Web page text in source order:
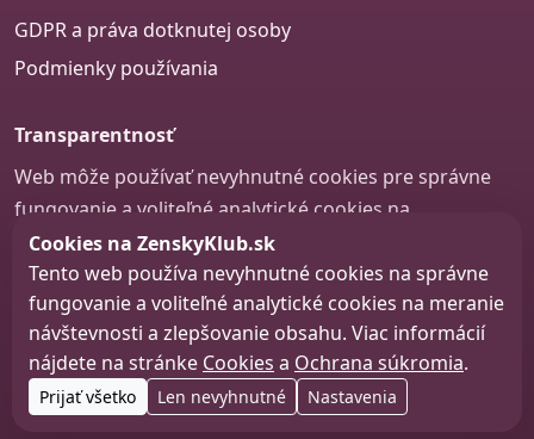
GDPR a práva dotknutej osoby
Podmienky používania
Transparentnosť
Web môže používať nevyhnutné cookies pre správne
fungovanie a voliteľné analytické cookies na
zlepšovanie obsahu a používateľskej skúsenosti.
Nastavenie cookies
© 2026 zenskyklub.sk
Web design, tvorba webu a SEO –Consultee, s.r.o.
Cookies na ZenskyKlub.sk
Tento web používa nevyhnutné cookies na správne
fungovanie a voliteľné analytické cookies na meranie
návštevnosti a zlepšovanie obsahu. Viac informácií
nájdete na stránke Cookies a Ochrana súkromia.
Prijať všetko Len nevyhnutné Nastavenia